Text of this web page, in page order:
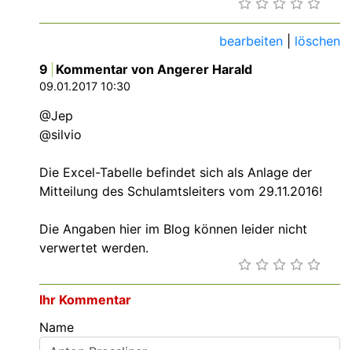
bearbeiten
löschen
9 Kommentar von Angerer Harald
09.01.2017 10:30
@Jep
@silvio
Die Excel-Tabelle befindet sich als Anlage der
Mitteilung des Schulamtsleiters vom 29.11.2016!
Die Angaben hier im Blog können leider nicht
verwertet werden.
Ihr Kommentar
Name